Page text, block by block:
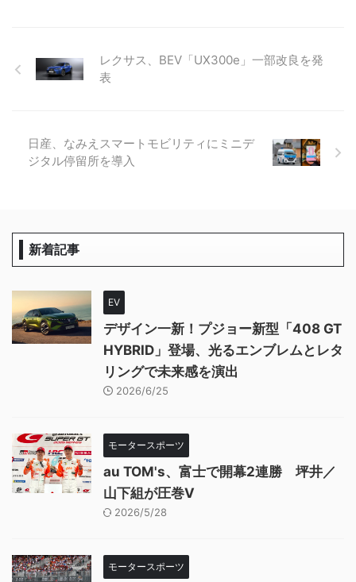
レクサス、BEV「UX300e」一部改良を発
表
日産、なみえスマートモビリティにミニデ
ジタル停留所を導入
新着記事
EV
デザイン一新！プジョー新型「408 GT
HYBRID」登場、光るエンブレムとレタ
リングで未来感を演出
2026/6/25
モータースポーツ
au TOM's、富士で開幕2連勝 坪井／
山下組が圧巻V
2026/5/28
モータースポーツ